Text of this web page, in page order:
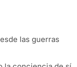
las guerras